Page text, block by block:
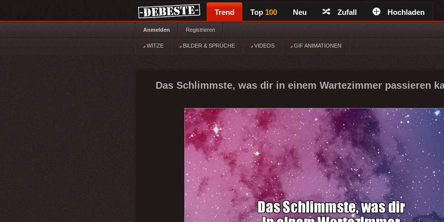
Trend Top 100 Neu Zufall Hochladen
Anmelden Registrieren
WITZE BILDER & SPRÜCHE VIDEOS GIF ANIMATIONEN
Das Schlimmste, was dir in einem Wartezimmer passieren